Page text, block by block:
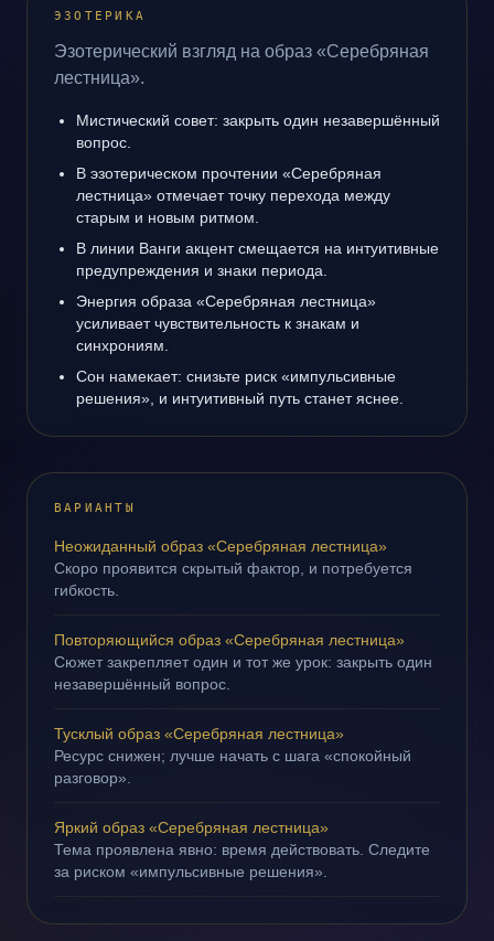
ЭЗОТЕРИКА
Эзотерический взгляд на образ «Серебряная
лестница».
Мистический совет: закрыть один незавершённый
вопрос.
В эзотерическом прочтении «Серебряная
лестница» отмечает точку перехода между
старым и новым ритмом.
В линии Ванги акцент смещается на интуитивные
предупреждения и знаки периода.
Энергия образа «Серебряная лестница»
усиливает чувствительность к знакам и
синхрониям.
Сон намекает: снизьте риск «импульсивные
решения», и интуитивный путь станет яснее.
ВАРИАНТЫ
Неожиданный образ «Серебряная лестница»
Скоро проявится скрытый фактор, и потребуется
гибкость.
Повторяющийся образ «Серебряная лестница»
Сюжет закрепляет один и тот же урок: закрыть один
незавершённый вопрос.
Тусклый образ «Серебряная лестница»
Ресурс снижен; лучше начать с шага «спокойный
разговор».
Яркий образ «Серебряная лестница»
Тема проявлена явно: время действовать. Следите
за риском «импульсивные решения».